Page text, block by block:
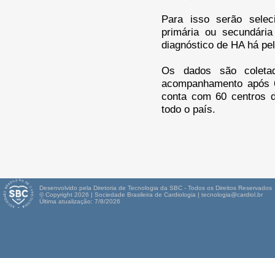
Para isso serão
primária ou
diagnóstico de HA há
Os dados são
acompanhamento
conta com 60 centros
todo o país.
Desenvolvido pela Diretoria de Tecnologia da SBC - Todos os Direitos Reservados
© Copyright 2026 | Sociedade Brasileira de Cardiologia | tecnologia@cardiol.br
Última atualização: 7/8/2026